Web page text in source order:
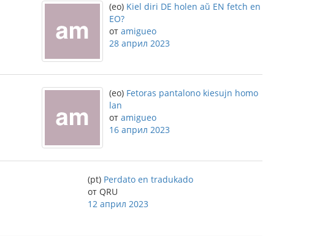
(eo) Kiel diri DE holen aŭ EN fetch en
EO?
от amigueo
28 април 2023
(eo) Fetoras pantalono kiesujn homo
lan
от amigueo
16 април 2023
(pt) Perdato en tradukado
от QRU
12 април 2023